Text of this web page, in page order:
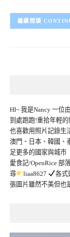
HI~ 我是Nancy 一位
到處跑跑!重拾年輕
也喜歡用照片記錄生
澳門、日本、韓國、
足更多的國家與城市
愛食記/OpenRice 部
尋
liaa8627 各式
張圖片雖然不美但也